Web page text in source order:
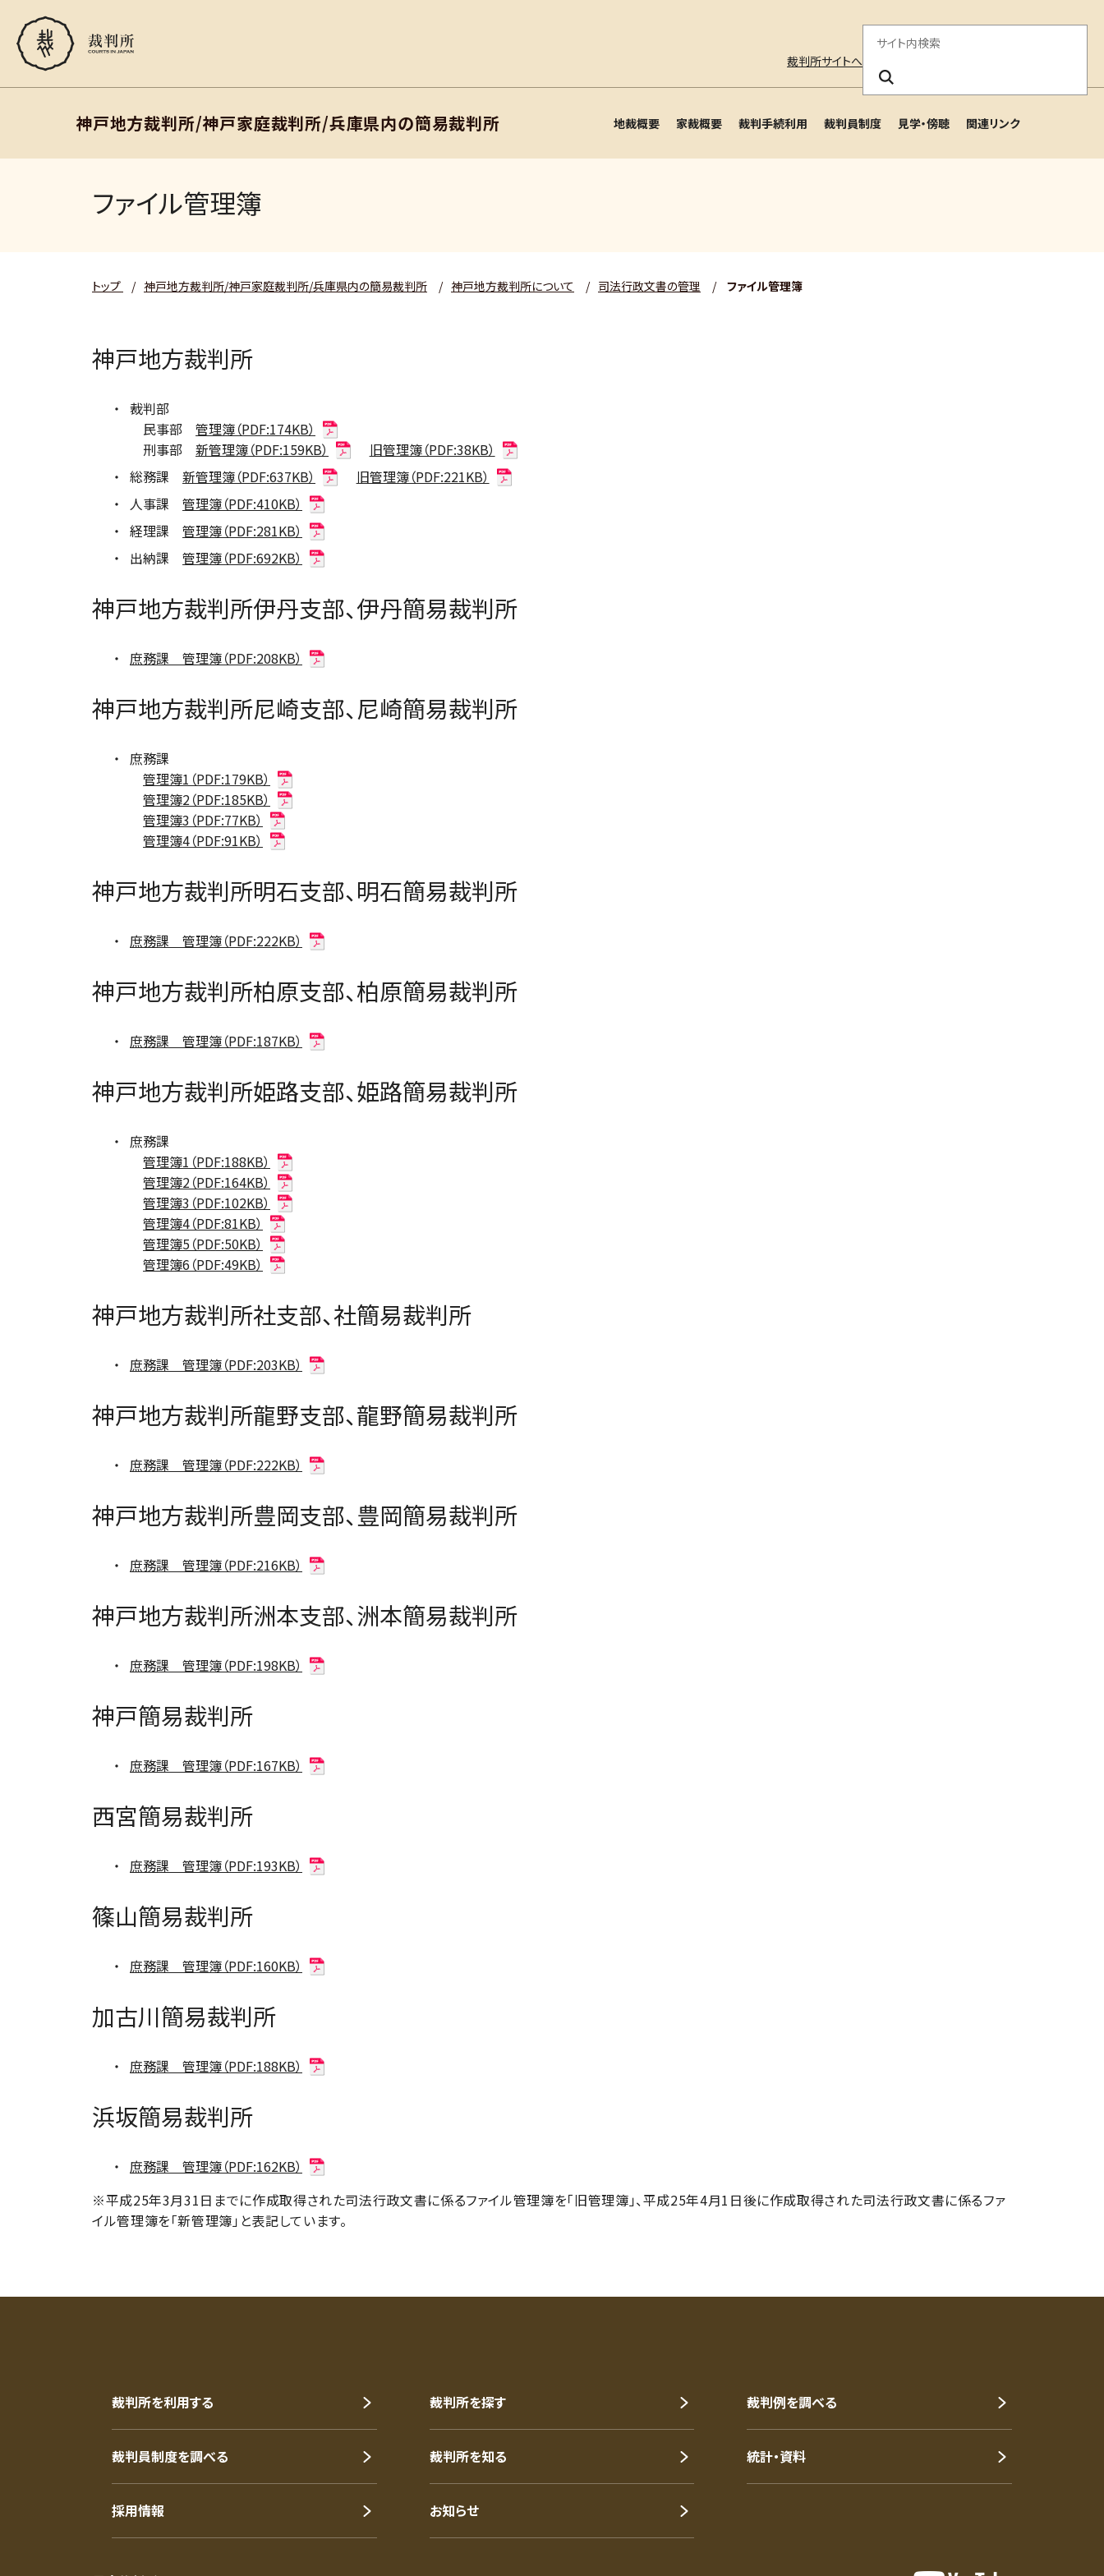
裁判所サイトへ
サ
イ
ト
内
検
神戸地方裁判所/神戸家庭裁判所/兵庫県内の簡易裁判所 地裁概要 家裁概要 裁判手続利用 裁判員制度 見学・傍聴 関連リンク
ファイル管理簿
トップ / 神戸地方裁判所/神戸家庭裁判所/兵庫県内の簡易裁判所 / 神戸地方裁判所について / 司法行政文書の管理 / ファイル管理簿
神戸地方裁判所
裁判部
民事部 管理簿（PDF:174KB）
刑事部 新管理簿（PDF:159KB）
旧管理簿（PDF:38KB）
総務課 新管理簿（PDF:637KB）
旧管理簿（PDF:221KB）
人事課 管理簿（PDF:410KB）
経理課 管理簿（PDF:281KB）
出納課 管理簿（PDF:692KB）
神戸地方裁判所伊丹支部、伊丹簡易裁判所
庶務課 管理簿（PDF:208KB）
神戸地方裁判所尼崎支部、尼崎簡易裁判所
庶務課
管理簿1（PDF:179KB）
管理簿2（PDF:185KB）
管理簿3（PDF:77KB）
管理簿4（PDF:91KB）
神戸地方裁判所明石支部、明石簡易裁判所
庶務課 管理簿（PDF:222KB）
神戸地方裁判所柏原支部、柏原簡易裁判所
庶務課 管理簿（PDF:187KB）
神戸地方裁判所姫路支部、姫路簡易裁判所
庶務課
管理簿1（PDF:188KB）
管理簿2（PDF:164KB）
管理簿3（PDF:102KB）
管理簿4（PDF:81KB）
管理簿5（PDF:50KB）
管理簿6（PDF:49KB）
神戸地方裁判所社支部、社簡易裁判所
庶務課 管理簿（PDF:203KB）
神戸地方裁判所龍野支部、龍野簡易裁判所
庶務課 管理簿（PDF:222KB）
神戸地方裁判所豊岡支部、豊岡簡易裁判所
庶務課 管理簿（PDF:216KB）
神戸地方裁判所洲本支部、洲本簡易裁判所
庶務課 管理簿（PDF:198KB）
神戸簡易裁判所
庶務課 管理簿（PDF:167KB）
西宮簡易裁判所
庶務課 管理簿（PDF:193KB）
篠山簡易裁判所
庶務課 管理簿（PDF:160KB）
加古川簡易裁判所
庶務課 管理簿（PDF:188KB）
浜坂簡易裁判所
庶務課 管理簿（PDF:162KB）
※平成25年3月31日までに作成取得された司法行政文書に係るファイル管理簿を「旧管理簿」、平成25年4月1日後に作成取得された司法行政文書に係るファ
イル管理簿を「新管理簿」と表記しています。
裁判所を利用する 裁判所を探す 裁判例を調べる
裁判員制度を調べる 裁判所を知る 統計・資料
採用情報 お知らせ